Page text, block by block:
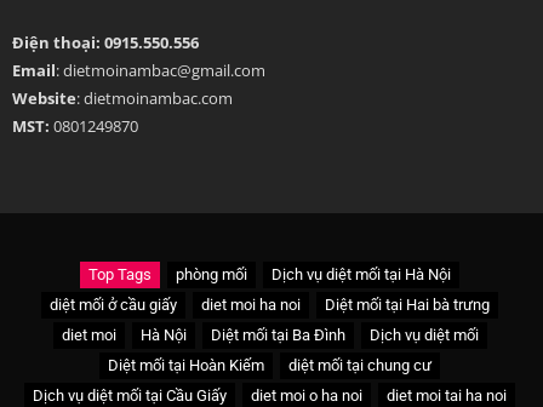
Điện thoại: 0915.550.556
Email: dietmoinambac@gmail.com
Website: dietmoinambac.com
MST: 0801249870
Top Tags phòng mối
Dịch vụ diệt mối tại Hà Nội
diệt mối ở cầu giấy
diet moi ha noi
Diệt mối tại Hai bà trưng
diet moi
Hà Nội Diệt mối tại Ba Đình
Dịch vụ diệt mối
Diệt mối tại Hoàn Kiếm
diệt mối tại chung cư
Dịch vụ diệt mối tại Cầu Giấy
diet moi o ha noi
diet moi tai ha noi